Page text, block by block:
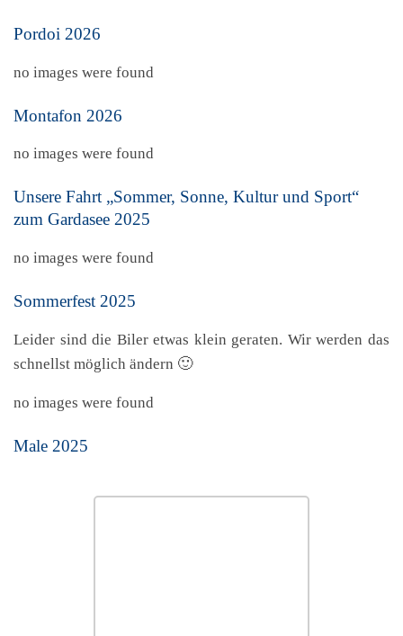
Pordoi 2026
no images were found
Montafon 2026
no images were found
Unsere Fahrt „Sommer, Sonne, Kultur und Sport“
zum Gardasee 2025
no images were found
Sommerfest 2025
Leider sind die Biler etwas klein geraten. Wir werden das
schnellst möglich ändern 🙂
no images were found
Male 2025